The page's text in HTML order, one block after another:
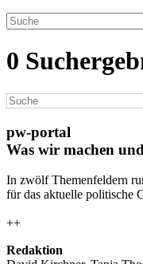
0
pw-portal
Was wir machen
In zwölf Themenfeldern
für das aktuelle politische
++
Redaktion